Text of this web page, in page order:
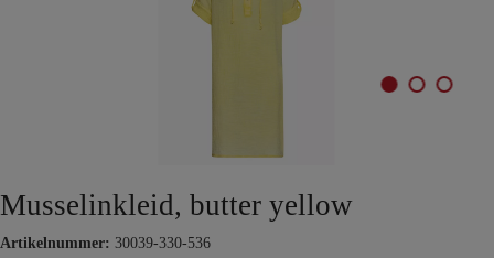
Musselinkleid, butter yellow
Artikelnummer: 30039-330-536